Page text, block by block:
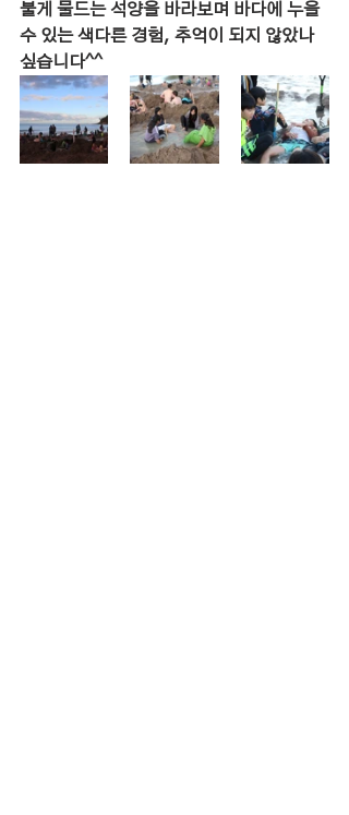
불게 물드는 석양을 바라보며 바다에 누을
수 있는 색다른 경험, 추억이 되지 않았나
싶습니다^^